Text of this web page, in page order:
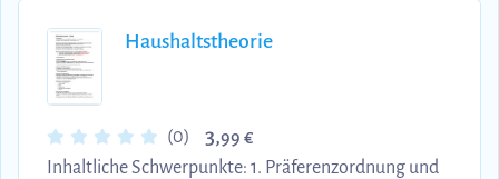
Haushaltstheorie
(0) 3,99 €
Inhaltliche Schwerpunkte: 1. Präferenzordnung und